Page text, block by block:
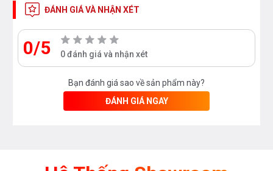
ĐÁNH GIÁ VÀ NHẬN XÉT
0/5 0 đánh giá và nhận xét
Bạn đánh giá sao về sản phẩm này?
ĐÁNH GIÁ NGAY